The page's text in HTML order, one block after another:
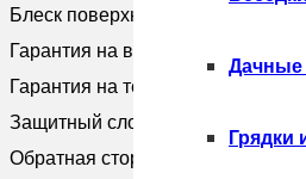
Дачные
Грядки
Drap
RAL
8017
шоколад
(2м)
Блеск поверхности
Гарантия на внешний вид
Гарантия на технические хара
Защитный слой, г/м2
Обратная сторона